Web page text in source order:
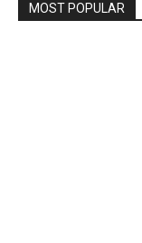
MOST POPULAR